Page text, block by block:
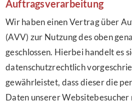
Auftragsverarbeitung
Wir haben einen Vertrag über
(AVV) zur Nutzung des oben
geschlossen. Hierbei handelt es
datenschutzrechtlich
gewährleistet, dass dieser die
Daten unserer Websitebesucher